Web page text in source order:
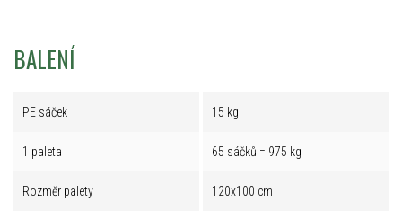
BALENÍ
PE sáček 15 kg
1 paleta 65 sáčků = 975 kg
Rozměr palety 120x100 cm